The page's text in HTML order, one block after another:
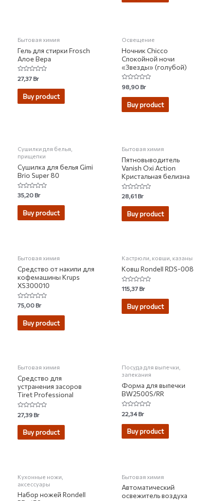
Бытовая химия
Гель для стирки Frosch
Алое Вера
Rated
0
out
27,37Br
Buy product
Освещение
Ночник Chicco
Спокойной ночи
«Звезды» (голубой)
Rated
0
out
98,90Br
Buy product
Сушилки для белья,
прищепки
Сушилка для белья Gimi
Brio Super 80
Rated
0
out
35,20Br
Buy product
Бытовая химия
Пятновыводитель
Vanish Oxi Action
Кристальная белизна
Rated
0
out
28,61Br
Buy product
Бытовая химия
Средство от накипи для
кофемашины Krups
XS300010
Rated
0
out
75,00Br
Buy product
Кастрюли, ковши, казаны
Ковш Rondell RDS-008
Rated
0
out
115,37Br
Buy product
Бытовая химия
Средство для
устранения засоров
Tiret Professional
Rated
0
out
27,39Br
Buy product
Посуда для выпечки,
запекания
Форма для выпечки
BW2500S/RR
Rated
0
out
22,34Br
Buy product
Кухонные ножи,
аксессуары
Набор ножей Rondell
Бытовая химия
Автоматический
освежитель воздуха